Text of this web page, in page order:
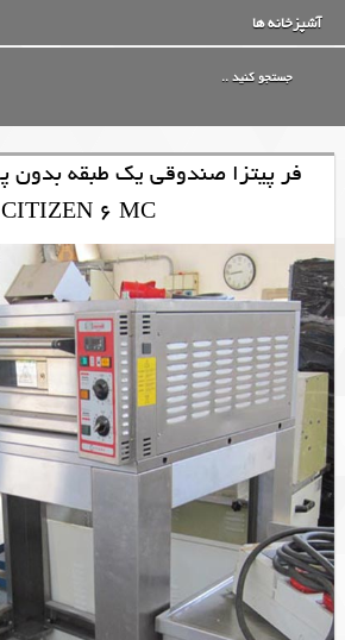
آشپزخانه ها
CITIZEN 6 MC